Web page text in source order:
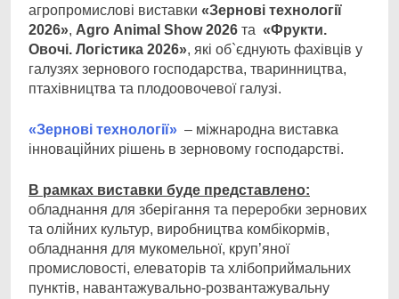
агропромислові виставки «Зернові технології
2026», Agro Animal Show2026 та «Фрукти.
Овочі. Логістика 2026», які об`єднують фахівців у
галузях зернового господарства, тваринництва,
птахівництва та плодоовочевої галузі.
«Зернові технології» – міжнародна виставка
інноваційних рішень в зерновому господарстві.
В рамках виставки буде представлено:
обладнання для зберігання та переробки зернових
та олійних культур, виробництва комбікормів,
обладнання для мукомельної, круп’яної
промисловості, елеваторів та хлібоприймальних
пунктів, навантажувально-розвантажувальну